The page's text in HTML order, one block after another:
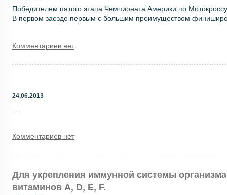
Победителем пятого этапа Чемпионата Америки по
В первом заезде первым с большим преимуществом
Комментариев нет
24.06.2013
Комментариев нет
Для укрепления иммунной системы
витаминов A, D, E, F.